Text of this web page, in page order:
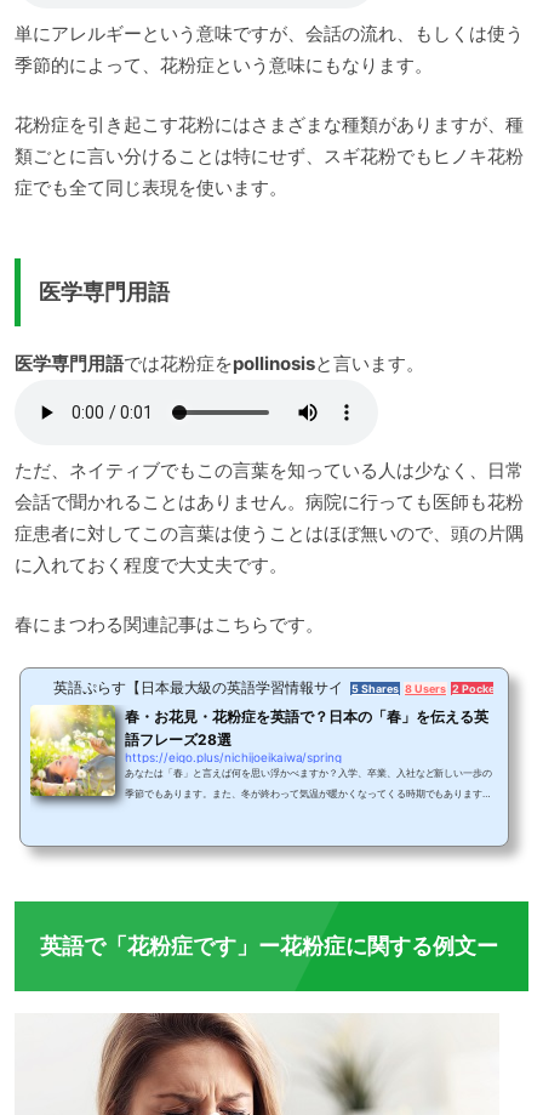
単にアレルギーという意味ですが、会話の流れ、もしくは使う
季節的によって、花粉症という意味にもなります。
花粉症を引き起こす花粉にはさまざまな種類がありますが、種
類ごとに言い分けることは特にせず、スギ花粉でもヒノキ花粉
症でも全て同じ表現を使います。
医学専門用語
医学専門用語では花粉症をpollinosisと言います。
ただ、ネイティブでもこの言葉を知っている人は少なく、日常
会話で聞かれることはありません。病院に行っても医師も花粉
症患者に対してこの言葉は使うことはほぼ無いので、頭の片隅
に入れておく程度で大丈夫です。
春にまつわる関連記事はこちらです。
英語ぷらす【日本最大級の英語学習情報サイト】5 Shares 8 Users 2 Pockets
春・お花見・花粉症を英語で？日本の「春」を伝える英
語フレーズ28選
https://eigo.plus/nichijoeikaiwa/spring
あなたは「春」と言えば何を思い浮かべますか？入学、卒業、入社など新しい一歩の
季節でもあります。また、冬が終わって気温が暖かくなってくる時期でもありますよ
きりとした違いがあるのも日本の特色です。季節の変わり目となるシーズンは、友人
英語で「花粉症です」ー花粉症に関する例文ー